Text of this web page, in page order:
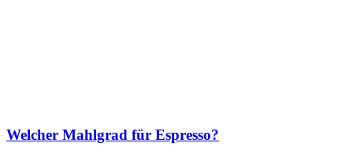
Welcher Mahlgrad für Espresso?